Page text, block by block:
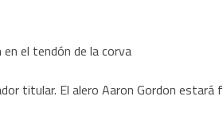
titular. El alero Aaron Gordon estará